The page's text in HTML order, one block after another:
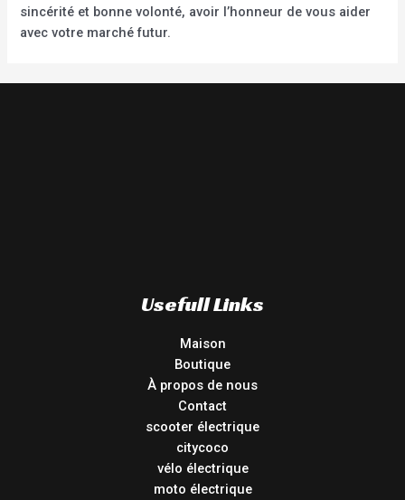
sincérité et bonne volonté, avoir l’honneur de vous aider
avec votre marché futur.
Usefull Links
Maison
Boutique
À propos de nous
Contact
scooter électrique
citycoco
vélo électrique
moto électrique